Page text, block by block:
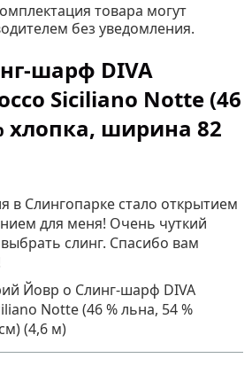
товара могут
без уведомления.
шарф DIVA
Siciliano Notte (46
хлопка, ширина 82
в Слингопарке стало открытием
для меня! Очень чуткий
слинг. Спасибо вам
Йовр о Слинг-шарф DIVA
Notte (46 % льна, 54 %
(4,6 м)